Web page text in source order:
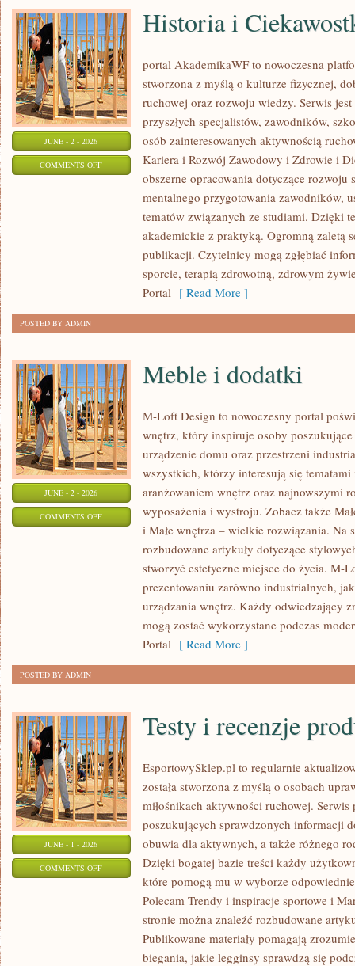
JUNE - 2 - 2026
COMMENTS OFFON
CIEKAWOSTKI
Historia i
portal AkademikaWF to nowoczesna
stworzona z myślą o kulturze fizycznej,
ruchowej oraz rozwoju wiedzy. Serwis
przyszłych specjalistów, zawodników,
osób zainteresowanych aktywnością
Kariera i Rozwój Zawodowy i Zdrowie i
obszerne opracowania dotyczące rozwoju
mentalnego przygotowania zawodników,
tematów związanych ze studiami. Dzięki
akademickie z praktyką. Ogromną zaletą
publikacji. Czytelnicy mogą zgłębiać
sporcie, terapią zdrowotną, zdrowym
Portal [ Read More ]
POSTED BY ADMIN
JUNE - 2 - 2026
COMMENTS OFFON
Meble i dodatki
M-Loft Design to nowoczesny portal
wnętrz, który inspiruje osoby
urządzenie domu oraz przestrzeni
wszystkich, którzy interesują się
aranżowaniem wnętrz oraz najnowszymi
wyposażenia i wystroju. Zobacz także
i Małe wnętrza – wielkie rozwiązania. Na
rozbudowane artykuły dotyczące
stworzyć estetyczne miejsce do życia. M-
prezentowaniu zarówno industrialnych,
urządzania wnętrz. Każdy odwiedzający
mogą zostać wykorzystane podczas
Portal [ Read More ]
POSTED BY ADMIN
JUNE - 1 - 2026
COMMENTS OFFON
PRODUKTÓW
Testy i recenzje
EsportowySklep.pl to regularnie
została stworzona z myślą o osobach
miłośnikach aktywności ruchowej.
poszukujących sprawdzonych informacji
obuwia dla aktywnych, a także różnego
Dzięki bogatej bazie treści każdy
które pomogą mu w wyborze
Polecam Trendy i inspiracje sportowe i
stronie można znaleźć rozbudowane
Publikowane materiały pomagają
biegania, jakie legginsy sprawdzą się